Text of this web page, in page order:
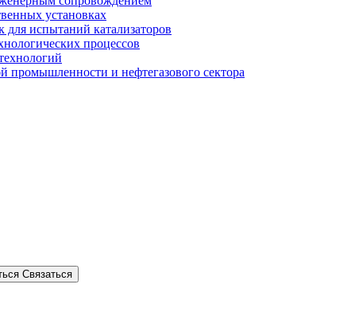
установках
испытаний катализаторов
процессов
промышленности и нефтегазового сектора
Связаться